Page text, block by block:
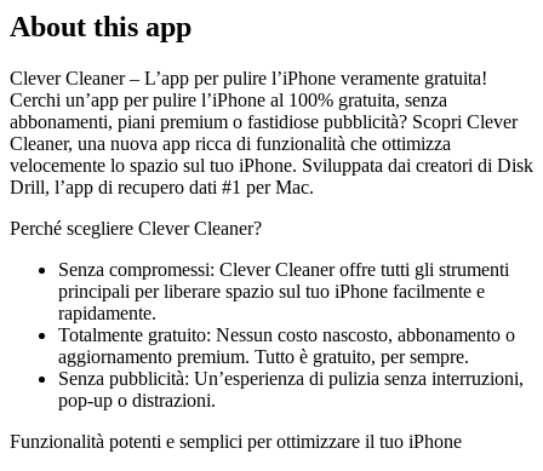
About this app
Clever Cleaner – L’app per pulire l’iPhone veramente gratuita!
Cerchi un’app per pulire l’iPhone al 100% gratuita, senza
abbonamenti, piani premium o fastidiose pubblicità? Scopri Clever
Cleaner, una nuova app ricca di funzionalità che ottimizza
velocemente lo spazio sul tuo iPhone. Sviluppata dai creatori di Disk
Drill, l’app di recupero dati #1 per Mac.
Perché scegliere Clever Cleaner?
Senza compromessi: Clever Cleaner offre tutti gli strumenti
principali per liberare spazio sul tuo iPhone facilmente e
rapidamente.
Totalmente gratuito: Nessun costo nascosto, abbonamento o
aggiornamento premium. Tutto è gratuito, per sempre.
Senza pubblicità: Un’esperienza di pulizia senza interruzioni,
pop-up o distrazioni.
Funzionalità potenti e semplici per ottimizzare il tuo iPhone